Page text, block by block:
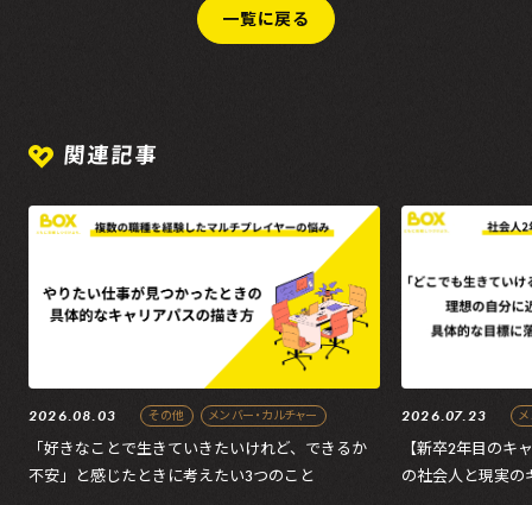
一覧に戻る
関連記事
2026.08.03 その他 メンバー・カルチャー
「好きなことで生きていきたいけれど、できるか
不安」と感じたときに考えたい3つのこと
2026.07.23
【新卒2年目のキ
の社会人と現実の